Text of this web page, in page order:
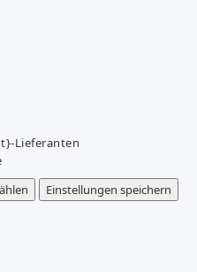
Lieferanten
Einstellungen speichern